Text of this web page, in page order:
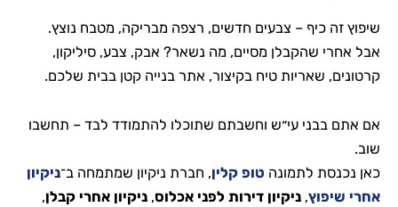
שיפוץ זה כיף – צבעים חדשים, רצפה מבריקה, מטבח נוצץ.
אבל אחרי שהקבלן מסיים, מה נשאר? אבק, צבע, סיליקון,
קרטונים, שאריות טיח בקיצור, אתר בנייה קטן בבית שלכם.
אם אתם בבני עי״ש וחשבתם שתוכלו להתמודד לבד – תחשבו
שוב.
כאן נכנסת לתמונה טופ קלין, חברת ניקיון שמתמחה ב־ניקיון
אחרי שיפוץ, ניקיון דירות לפני אכלוס, ניקיון אחרי קבלן,